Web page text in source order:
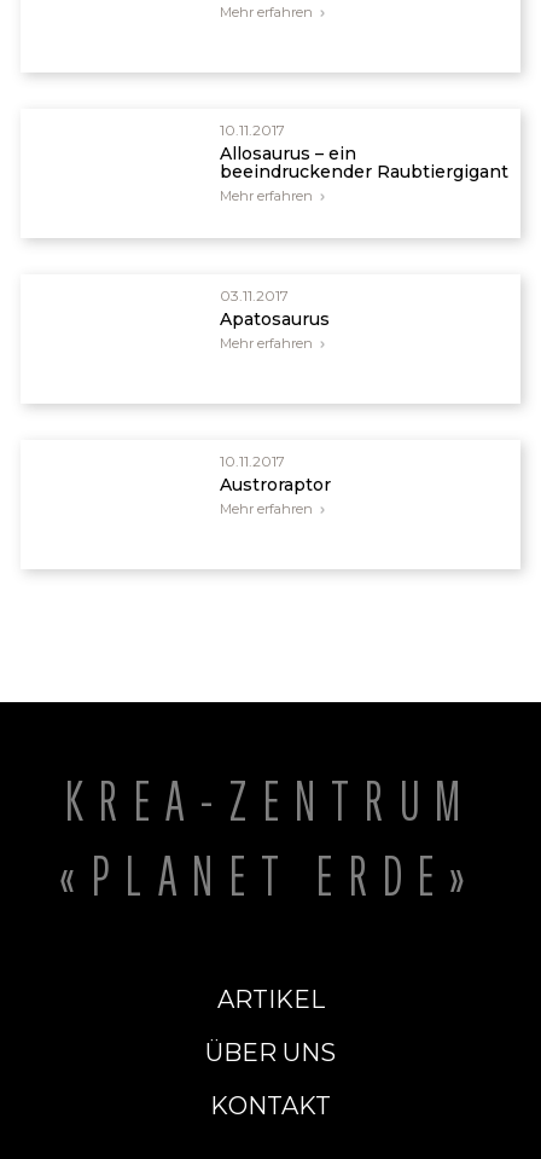
Mehr erfahren
10.11.2017
Allosaurus – ein
beeindruckender Raubtiergigant
Mehr erfahren
03.11.2017
Apatosaurus
Mehr erfahren
10.11.2017
Austroraptor
Mehr erfahren
KREA-ZENTRUM
«PLANET ERDE»
ARTIKEL
ÜBER UNS
KONTAKT